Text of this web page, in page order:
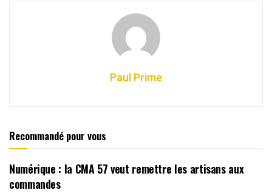
Paul Prime
Recommandé pour vous
Numérique : la CMA 57 veut remettre les artisans aux
commandes